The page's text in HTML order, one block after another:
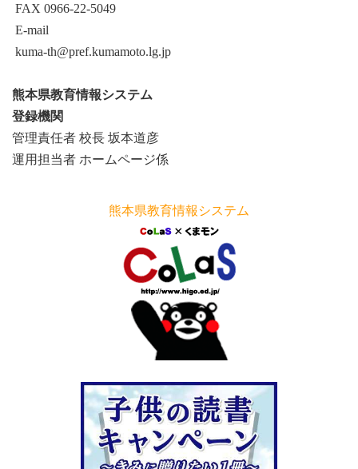
FAX 0966-22-5049
E-mail
kuma-th@pref.kumamoto.lg.jp
熊本県教育情報システム
登録機関
管理責任者 校長 坂本道彦
運用担当者 ホームページ係
熊本県教育情報システム